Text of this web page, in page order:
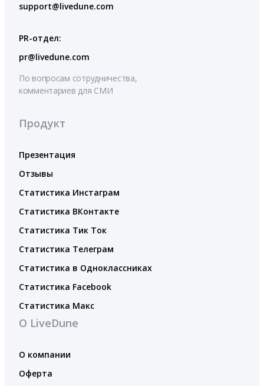
support@livedune.com
PR-отдел:
pr@livedune.com
По вопросам сотрудничества,
комментариев для СМИ
Продукт
Презентация
Отзывы
Статистика Инстаграм
Статистика ВКонтакте
Статистика Тик Ток
Статистика Телеграм
Статистика в Одноклассниках
Статистика Facebook
Статистика Макс
О LiveDune
О компании
Оферта